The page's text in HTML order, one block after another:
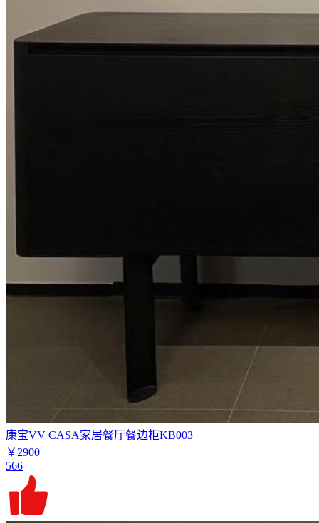
康宝VV CASA家居餐厅餐边柜KB003
￥2900
566